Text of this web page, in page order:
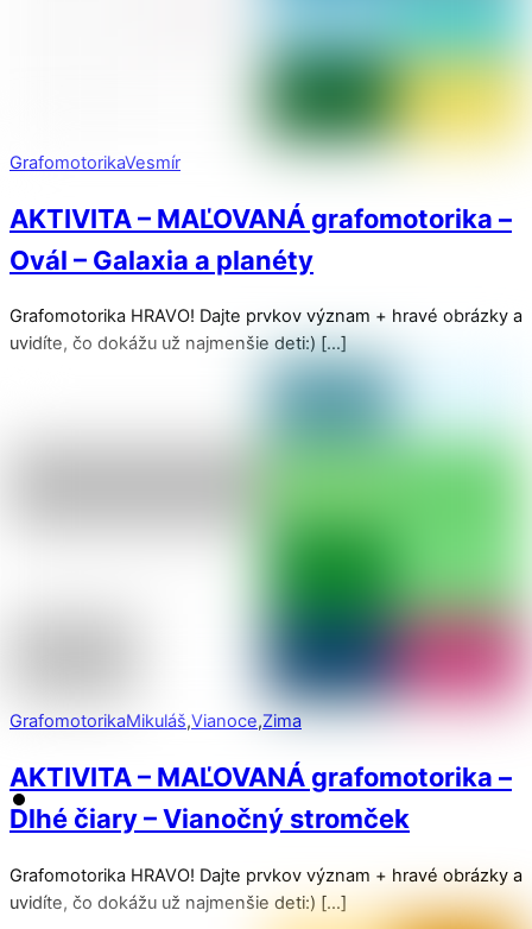
GrafomotorikaVesmír
AKTIVITA – MAĽOVANÁ grafomotorika –
Ovál – Galaxia a planéty
Grafomotorika HRAVO! Dajte prvkov význam + hravé obrázky a
uvidíte, čo dokážu už najmenšie deti:) […]
GrafomotorikaMikuláš,Vianoce,Zima
AKTIVITA – MAĽOVANÁ grafomotorika –
Dlhé čiary – Vianočný stromček
Grafomotorika HRAVO! Dajte prvkov význam + hravé obrázky a
uvidíte, čo dokážu už najmenšie deti:) […]